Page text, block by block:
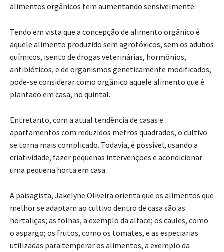
alimentos orgânicos tem aumentando sensivelmente.
Tendo em vista que a concepção de alimento orgânico é
aquele alimento produzido sem agrotóxicos, sem os adubos
químicos, isento de drogas veterinárias, hormônios,
antibióticos, e de organismos geneticamente modificados,
pode-se considerar como orgânico aquele alimento que é
plantado em casa, no quintal.
Entretanto, com a atual tendência de casas e
apartamentos com reduzidos metros quadrados, o cultivo
se torna mais complicado. Todavia, é possível, usando a
criatividade, fazer pequenas intervenções e acondicionar
uma pequena horta em casa.
A paisagista, Jakelyne Oliveira orienta que os alimentos que
melhor se adaptam ao cultivo dentro de casa são as
hortaliças; as folhas, a exemplo da alface; os caules, como
o aspargo; os frutos, como os tomates, e as especiarias
utilizadas para temperar os alimentos, a exemplo da